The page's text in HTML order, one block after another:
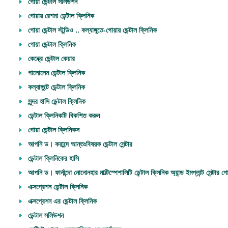
গোয়া ডেন্টাল সলিউশন
গোয়ায় রেশমা ডেন্টাল ক্লিনিক
গোয়া ডেন্টাল স্টুডিও .. কল্যাঙ্গুতে-গোয়ায় ডেন্টাল ক্লিনিক
গোয়া ডেন্টাল ক্লিনিক
কেন্ক্রে ডেন্টাল কেয়ার
পালোলেম ডেন্টাল ক্লিনিক
কল্যাঙ্গুটে ডেন্টাল ক্লিনিক
সুন্দর হাসি ডেন্টাল ক্লিনিক
ডেন্টাল ক্লিনিকটি বিকশিত করুন
গোয়া ডেন্টাল ক্লিনিকস
আপনি ড। করান্দে আন্তঃবিষয়ক ডেন্টাল সেন্টার
ডেন্টাল ক্লিনিকের হাসি
আপনি ড। ফার্নান্দো নোনোনহার মাল্টিস্পেশালিটি ডেন্টাল ক্লিনিক অ্যান্ড ইমপ্লান্ট সেন্টার
এক্সপ্রেশন ডেন্টাল ক্লিনিক
এক্সপ্রেশন এর ডেন্টাল ক্লিনিক
ডেন্টাল সলিউশন